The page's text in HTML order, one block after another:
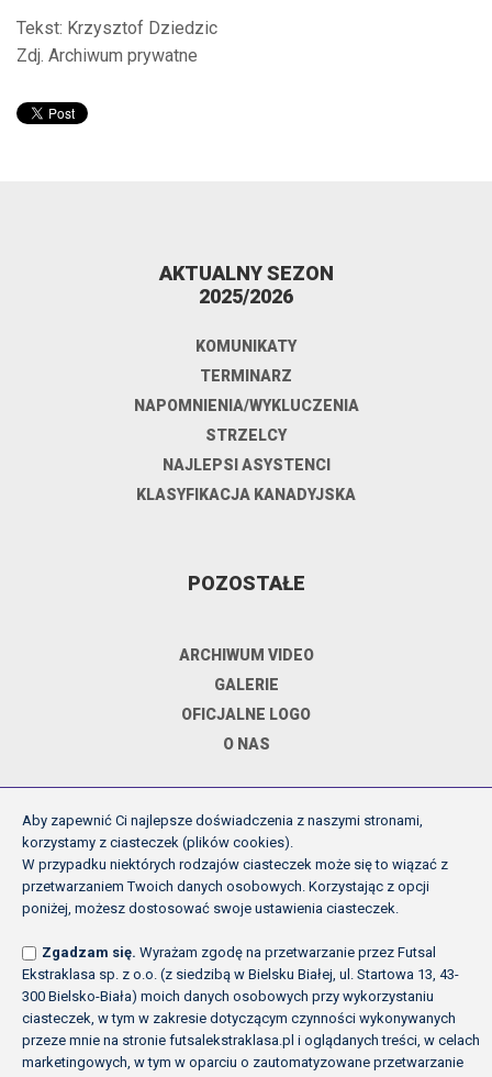
Tekst: Krzysztof Dziedzic
Zdj. Archiwum prywatne
AKTUALNY SEZON
2025/2026
KOMUNIKATY
TERMINARZ
NAPOMNIENIA/WYKLUCZENIA
STRZELCY
NAJLEPSI ASYSTENCI
KLASYFIKACJA KANADYJSKA
POZOSTAŁE
ARCHIWUM VIDEO
GALERIE
OFICJALNE LOGO
O NAS
DOKUMENTY
REGULAMIN ROZGRYWEK FE
INNE
POLITYKA PRYWATNOŚCI
Aby zapewnić Ci najlepsze doświadczenia z naszymi stronami,
korzystamy z ciasteczek (plików cookies).
W przypadku niektórych rodzajów ciasteczek może się to wiązać z
przetwarzaniem Twoich danych osobowych. Korzystając z opcji
poniżej, możesz dostosować swoje ustawienia ciasteczek.
Zgadzam się. Wyrażam zgodę na przetwarzanie przez Futsal
Ekstraklasa sp. z o.o. (z siedzibą w Bielsku Białej, ul. Startowa 13, 43-
300 Bielsko-Biała) moich danych osobowych przy wykorzystaniu
ciasteczek, w tym w zakresie dotyczącym czynności wykonywanych
przeze mnie na stronie futsalekstraklasa.pl i oglądanych treści, w celach
marketingowych, w tym w oparciu o zautomatyzowane przetwarzanie